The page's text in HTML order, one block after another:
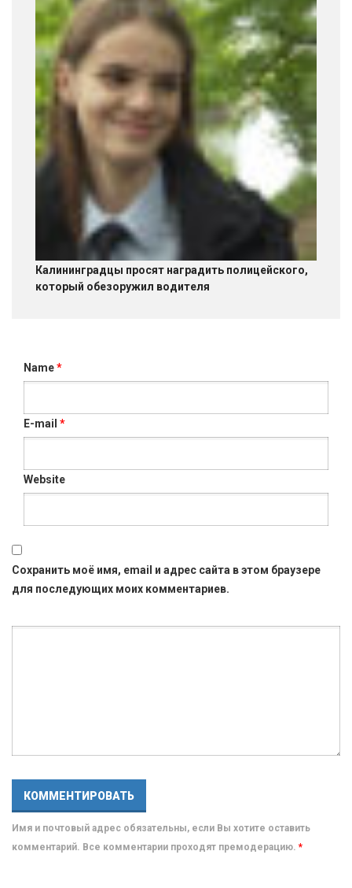
Калининградцы просят наградить полицейского,
который обезоружил водителя
Name*
E-mail *
Website
Сохранить моё имя, email и адрес сайта в этом браузере
для последующих моих комментариев.
Имя и почтовый адрес обязательны, если Вы хотите оставить
комментарий. Все комментарии проходят премодерацию. *